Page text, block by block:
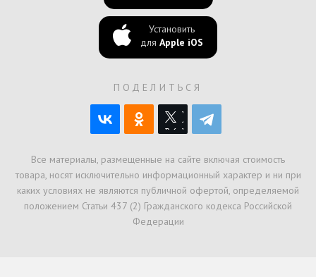
Установить
для Apple iOS
ПОДЕЛИТЬСЯ
Все материалы, размещенные на сайте включая стоимость
товара, носят исключительно информационный характер и ни при
каких условиях не являются публичной офертой, определяемой
положением Статьи 437 (2) Гражданского кодекса Российской
Федерации